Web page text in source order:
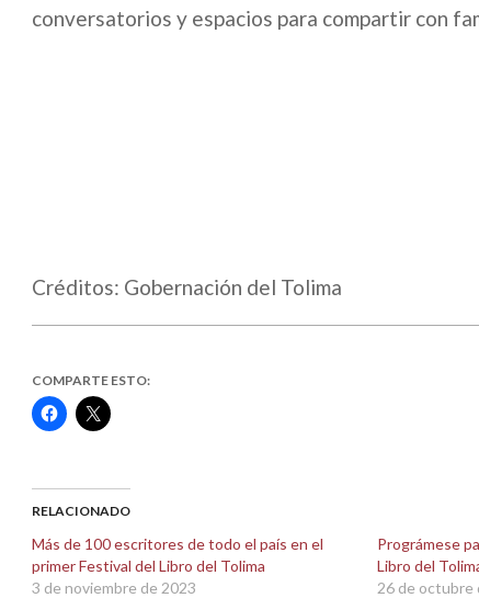
conversatorios y espacios para compartir con
Créditos: Gobernación del Tolima
COMPARTE ESTO:
Haz
clic
(Se
abre
una
ventana
nueva)
Haz
clic
(Se
abre
una
ventana
nueva)
RELACIONADO
Más de 100 escritores de todo el país en el
primer Festival del Libro del Tolima
3 de noviembre de 2023
Prográmese
Libro del
26 de octubre